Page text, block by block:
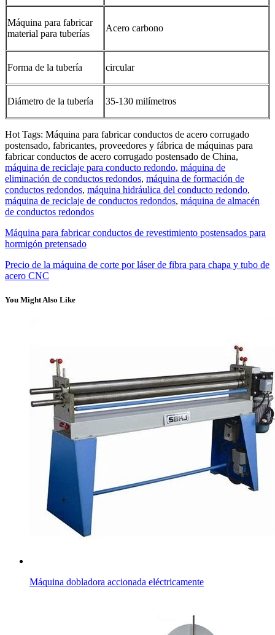
Máquina para fabricar
material para tuberías
Acero carbono
Forma de la tubería circular
Diámetro de la tubería 35-130 milímetros
Hot Tags: Máquina para fabricar conductos de acero corrugado
postensado, fabricantes, proveedores y fábrica de máquinas para
fabricar conductos de acero corrugado postensado de China,
máquina de reciclaje para conducto redondo, máquina de
eliminación de conductos redondos, máquina de formación de
conductos redondos, máquina hidráulica del conducto redondo,
máquina de reciclaje de conductos redondos, máquina de almacén
de conductos redondos
Máquina para fabricar conductos de revestimiento postensados ​​para
hormigón pretensado
Precio de la máquina de corte por láser de fibra para chapa y tubo de
acero CNC
You Might Also Like
Máquina dobladora accionada eléctricamente